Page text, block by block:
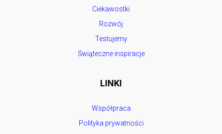
Ciekawostki
Rozwój
Testujemy
Świąteczne inspiracje
LINKI
Współpraca
Polityka prywatności